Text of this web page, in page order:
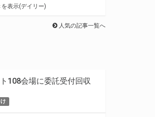
を表示(デイリー)
人気の記事一覧へ
108会場に委託受付回収